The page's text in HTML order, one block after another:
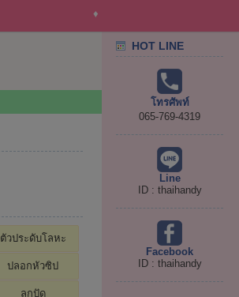
♦
HOT LINE
โทรศัพท์
065-769-4319
Line
ID : thaihandy
Facebook
ID : thaihandy
ตัวประดับโลหะ
ปลอกหัวซิป
ลูกปัด